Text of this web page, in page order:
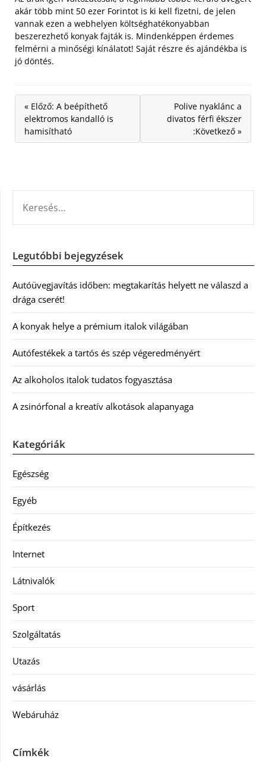
akár több mint 50 ezer Forintot is ki kell fizetni, de jelen
vannak ezen a webhelyen költséghatékonyabban
beszerezhető konyak fajták is. Mindenképpen érdemes
felmérni a minőségi kínálatot! Saját részre és ajándékba is
jó döntés.
« Előző: A beépíthető
elektromos kandalló is
hamisítható
Polive nyaklánc a
divatos férfi ékszer
:Következő »
Legutóbbi bejegyzések
Autóüvegjavítás időben: megtakarítás helyett ne válaszd a
drága cserét!
A konyak helye a prémium italok világában
Autófestékek a tartós és szép végeredményért
Az alkoholos italok tudatos fogyasztása
A zsinórfonal a kreatív alkotások alapanyaga
Kategóriák
Egészség
Egyéb
Építkezés
Internet
Látnivalók
Sport
Szolgáltatás
Utazás
vásárlás
Webáruház
Címkék